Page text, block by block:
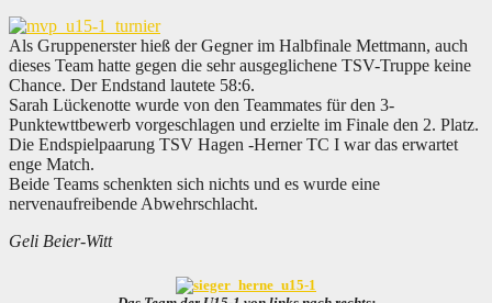
Als Gruppenerster hieß der Gegner im Halbfinale Mettmann, auch
dieses Team hatte gegen die sehr ausgeglichene TSV-Truppe keine
Chance. Der Endstand lautete 58:6.
Sarah Lückenotte wurde von den Teammates für den 3-
Punktewttbewerb vorgeschlagen und erzielte im Finale den 2. Platz.
Die Endspielpaarung TSV Hagen -Herner TC I war das erwartet
enge Match.
Beide Teams schenkten sich nichts und es wurde eine
nervenaufreibende Abwehrschlacht.
Geli Beier-Witt